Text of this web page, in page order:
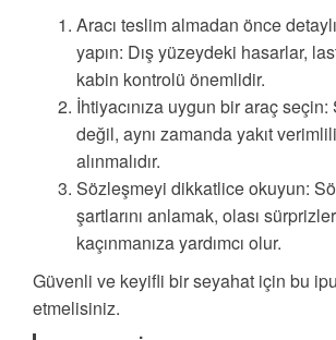
Aracı teslim almadan önce
yapın: Dış yüzeydeki hasarlar,
kabin kontrolü önemlidir.
İhtiyacınıza uygun bir araç
değil, aynı zamanda yakıt
alınmalıdır.
Sözleşmeyi dikkatlice okuyun:
şartlarını anlamak, olası
kaçınmanıza yardımcı olur.
Güvenli ve keyifli bir seyahat için bu
etmelisiniz.